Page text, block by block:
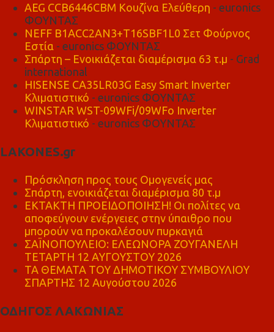
AEG CCB6446CBM Κουζίνα Ελεύθερη - euronics
ΦΟΥΝΤΑΣ
NEFF B1ACC2AN3+T16SBF1L0 Σετ Φούρνος
Εστία - euronics ΦΟΥΝΤΑΣ
Σπάρτη – Ενοικιάζεται διαμέρισμα 63 τ.μ - Grad
international
HISENSE CA35LR03G Easy Smart Inverter
Κλιματιστικό - euronics ΦΟΥΝΤΑΣ
WINSTAR WST-09WFi/09WFo Inverter
Κλιματιστικό - euronics ΦΟΥΝΤΑΣ
LAKONES.gr
Πρόσκληση προς τους Ομογενείς μας
Σπάρτη, ενοικιάζεται διαμέρισμα 80 τ.μ
ΕΚΤΑΚΤΗ ΠΡΟΕΙΔΟΠΟΙΗΣΗ! Οι πολίτες να
αποφεύγουν ενέργειες στην ύπαιθρο που
μπορούν να προκαλέσουν πυρκαγιά
ΣΑΪΝΟΠΟΥΛΕΙΟ: ΕΛΕΩΝΟΡΑ ΖΟΥΓΑΝΕΛΗ
ΤΕΤΑΡΤΗ 12 ΑΥΓΟΥΣΤΟΥ 2026
ΤΑ ΘΕΜΑΤΑ ΤΟΥ ΔΗΜΟΤΙΚΟΥ ΣΥΜΒΟΥΛΙΟΥ
ΣΠΑΡΤΗΣ 12 Αυγούστου 2026
ΟΔΗΓΟΣ ΛΑΚΩΝΙΑΣ